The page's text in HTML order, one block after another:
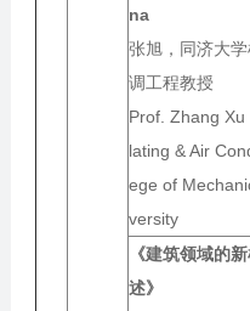
na
张旭，同济大
调工程教授
Prof. Zhang
lating & Air
ege of
versity
《建筑领域的
述》